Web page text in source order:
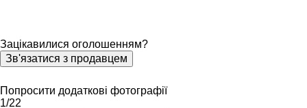
Зацікавилися оголошенням?
Зв'язатися з продавцем
Попросити додаткові фотографії
1/22